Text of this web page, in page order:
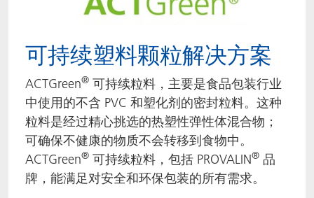
可持续塑料颗粒解决方案
ACTGreen® 可持续粒料，主要是食品包装行业
中使用的不含 PVC 和塑化剂的密封粒料。这种
粒料是经过精心挑选的热塑性弹性体混合物；
可确保不健康的物质不会转移到食物中。
ACTGreen® 可持续粒料，包括 PROVALIN® 品
牌，能满足对安全和环保包装的所有需求。